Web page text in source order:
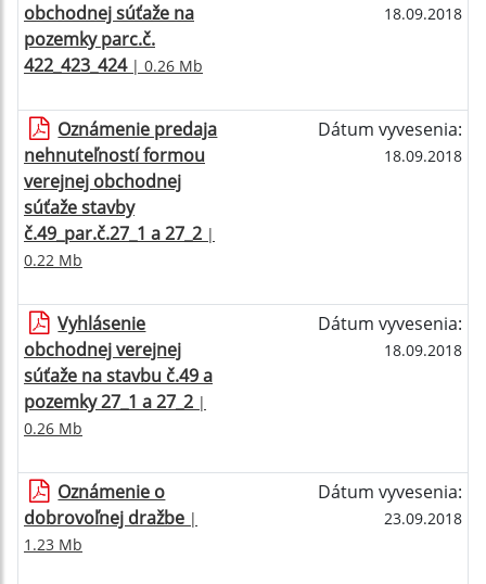
obchodnej súťaže na
pozemky parc.č.
422_423_424| 0.26 Mb
18.09.2018
Oznámenie predaja
nehnuteľností formou
verejnej obchodnej
súťaže stavby
č.49_par.č.27_1 a 27_2 |
0.22 Mb
Dátum vyvesenia:
18.09.2018
Vyhlásenie
obchodnej verejnej
súťaže na stavbu č.49 a
pozemky 27_1 a 27_2 |
0.26 Mb
Dátum vyvesenia:
18.09.2018
Oznámenie o
dobrovoľnej dražbe |
1.23 Mb
Dátum vyvesenia:
23.09.2018